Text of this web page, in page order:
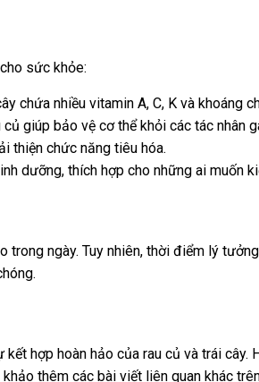
sức khỏe:
chứa nhiều vitamin A, C, K và
giúp bảo vệ cơ thể khỏi các tác nhân
thiện chức năng tiêu hóa.
dưỡng, thích hợp cho những ai muốn
ngày. Tuy nhiên, thời điểm lý
hợp hoàn hảo của rau củ và trái
thêm các bài viết liên quan khác